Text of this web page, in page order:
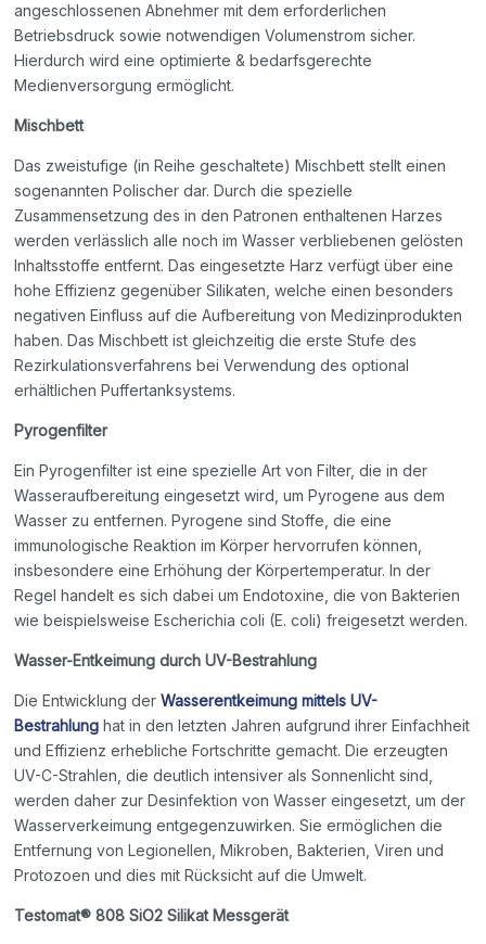
angeschlossenen Abnehmer mit dem erforderlichen
Betriebsdruck sowie notwendigen Volumenstrom sicher.
Hierdurch wird eine optimierte & bedarfsgerechte
Medienversorgung ermöglicht.
Mischbett
Das zweistufige (in Reihe geschaltete) Mischbett stellt einen
sogenannten Polischer dar. Durch die spezielle
Zusammensetzung des in den Patronen enthaltenen Harzes
werden verlässlich alle noch im Wasser verbliebenen gelösten
Inhaltsstoffe entfernt. Das eingesetzte Harz verfügt über eine
hohe Effizienz gegenüber Silikaten, welche einen besonders
negativen Einfluss auf die Aufbereitung von Medizinprodukten
haben. Das Mischbett ist gleichzeitig die erste Stufe des
Rezirkulationsverfahrens bei Verwendung des optional
erhältlichen Puffertanksystems.
Pyrogenfilter
Ein Pyrogenfilter ist eine spezielle Art von Filter, die in der
Wasseraufbereitung eingesetzt wird, um Pyrogene aus dem
Wasser zu entfernen. Pyrogene sind Stoffe, die eine
immunologische Reaktion im Körper hervorrufen können,
insbesondere eine Erhöhung der Körpertemperatur. In der
Regel handelt es sich dabei um Endotoxine, die von Bakterien
wie beispielsweise Escherichia coli (E. coli) freigesetzt werden.
Wasser-Entkeimung durch UV-Bestrahlung
Die Entwicklung derWasserentkeimung mittels UV-
Bestrahlung hat in den letzten Jahren aufgrund ihrer Einfachheit
und Effizienz erhebliche Fortschritte gemacht. Die erzeugten
UV-C-Strahlen, die deutlich intensiver als Sonnenlicht sind,
werden daher zur Desinfektion von Wasser eingesetzt, um der
Wasserverkeimung entgegenzuwirken. Sie ermöglichen die
Entfernung von Legionellen, Mikroben, Bakterien, Viren und
Protozoen und dies mit Rücksicht auf die Umwelt.
Testomat® 808 SiO2 Silikat Messgerät